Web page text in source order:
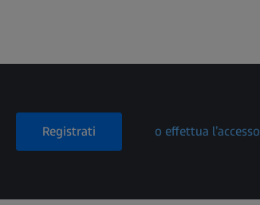
Registrati o effettua l’accesso